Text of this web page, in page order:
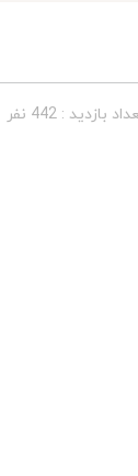
بازدید : 442 نفر